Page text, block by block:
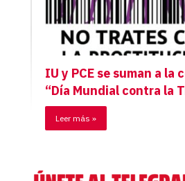
IU y PCE se suman a la
“Día Mundial contra la
Leer más »